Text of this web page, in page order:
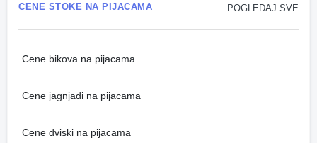
POGLEDAJ SVE
CENE STOKE NA PIJACAMA
Cene bikova na pijacama
Cene jagnjadi na pijacama
Cene dviski na pijacama